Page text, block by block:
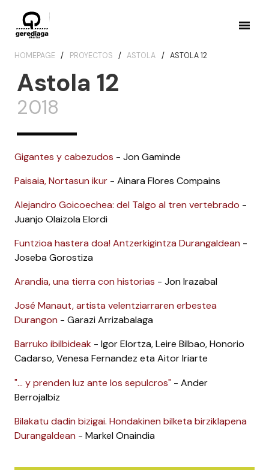
HOMEPAGE PROYECTOS ASTOLA ASTOLA 12
Astola 12
2018
Gigantes y cabezudos - Jon Gaminde
Paisaia, Nortasun ikur - Ainara Flores Compains
Alejandro Goicoechea: del Talgo al tren vertebrado -
Juanjo Olaizola Elordi
Funtzioa hastera doa! Antzerkigintza Durangaldean -
Joseba Gorostiza
Arandia, una tierra con historias - Jon Irazabal
José Manaut, artista velentziarraren erbestea
Durangon - Garazi Arrizabalaga
Barruko ibilbideak - Igor Elortza, Leire Bilbao, Honorio
Cadarso, Venesa Fernandez eta Aitor Iriarte
"... y prenden luz ante los sepulcros" - Ander
Berrojalbiz
Bilakatu dadin bizigai. Hondakinen bilketa birziklapena
Durangaldean - Markel Onaindia